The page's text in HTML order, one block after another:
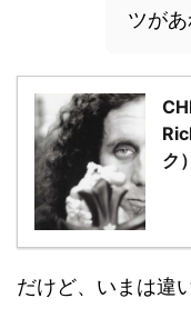
ツがあ
ク
だけど、いまは違